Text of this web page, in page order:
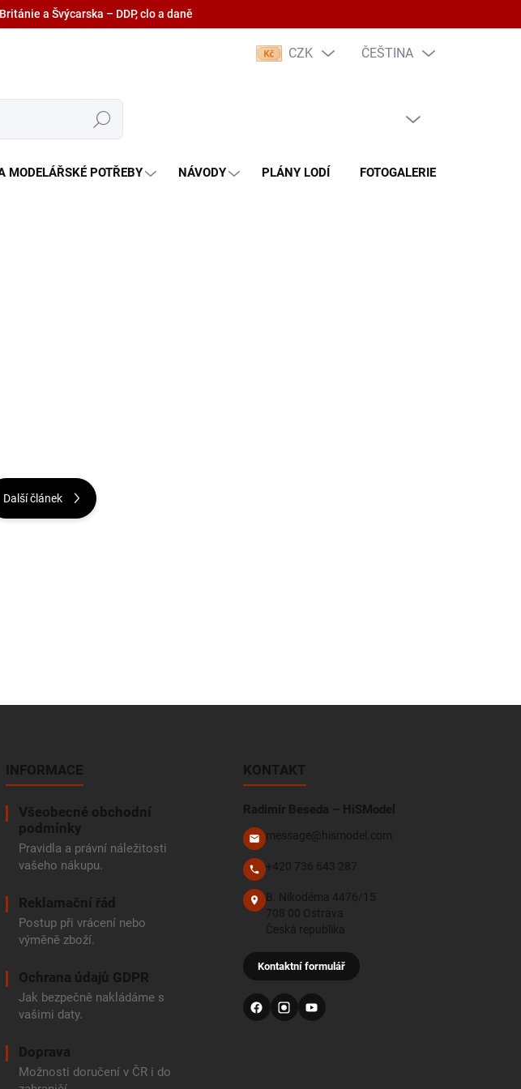
CZK ČEŠTINA
Hledat
MODELÁŘSKÉ POTŘEBY NÁVODY PLÁNY LODÍ FOTOGALERIE
Další článek
INFORMACE
Všeobecné obchodní
podmínky
Pravidla a právní náležitosti
vašeho nákupu.
Reklamační řád
Postup při vrácení nebo
výměně zboží.
Ochrana údajů GDPR
Jak bezpečně nakládáme s
vašimi daty.
Doprava
Možnosti doručení v ČR i do
KONTAKT
Radimír Beseda – HiSModel
message@hismodel.com
+420 736 643 287
B. Nikodéma 4476/15
708 00 Ostrava
Česká republika
Kontaktní formulář
a Švýcarska – DDP, clo a daně